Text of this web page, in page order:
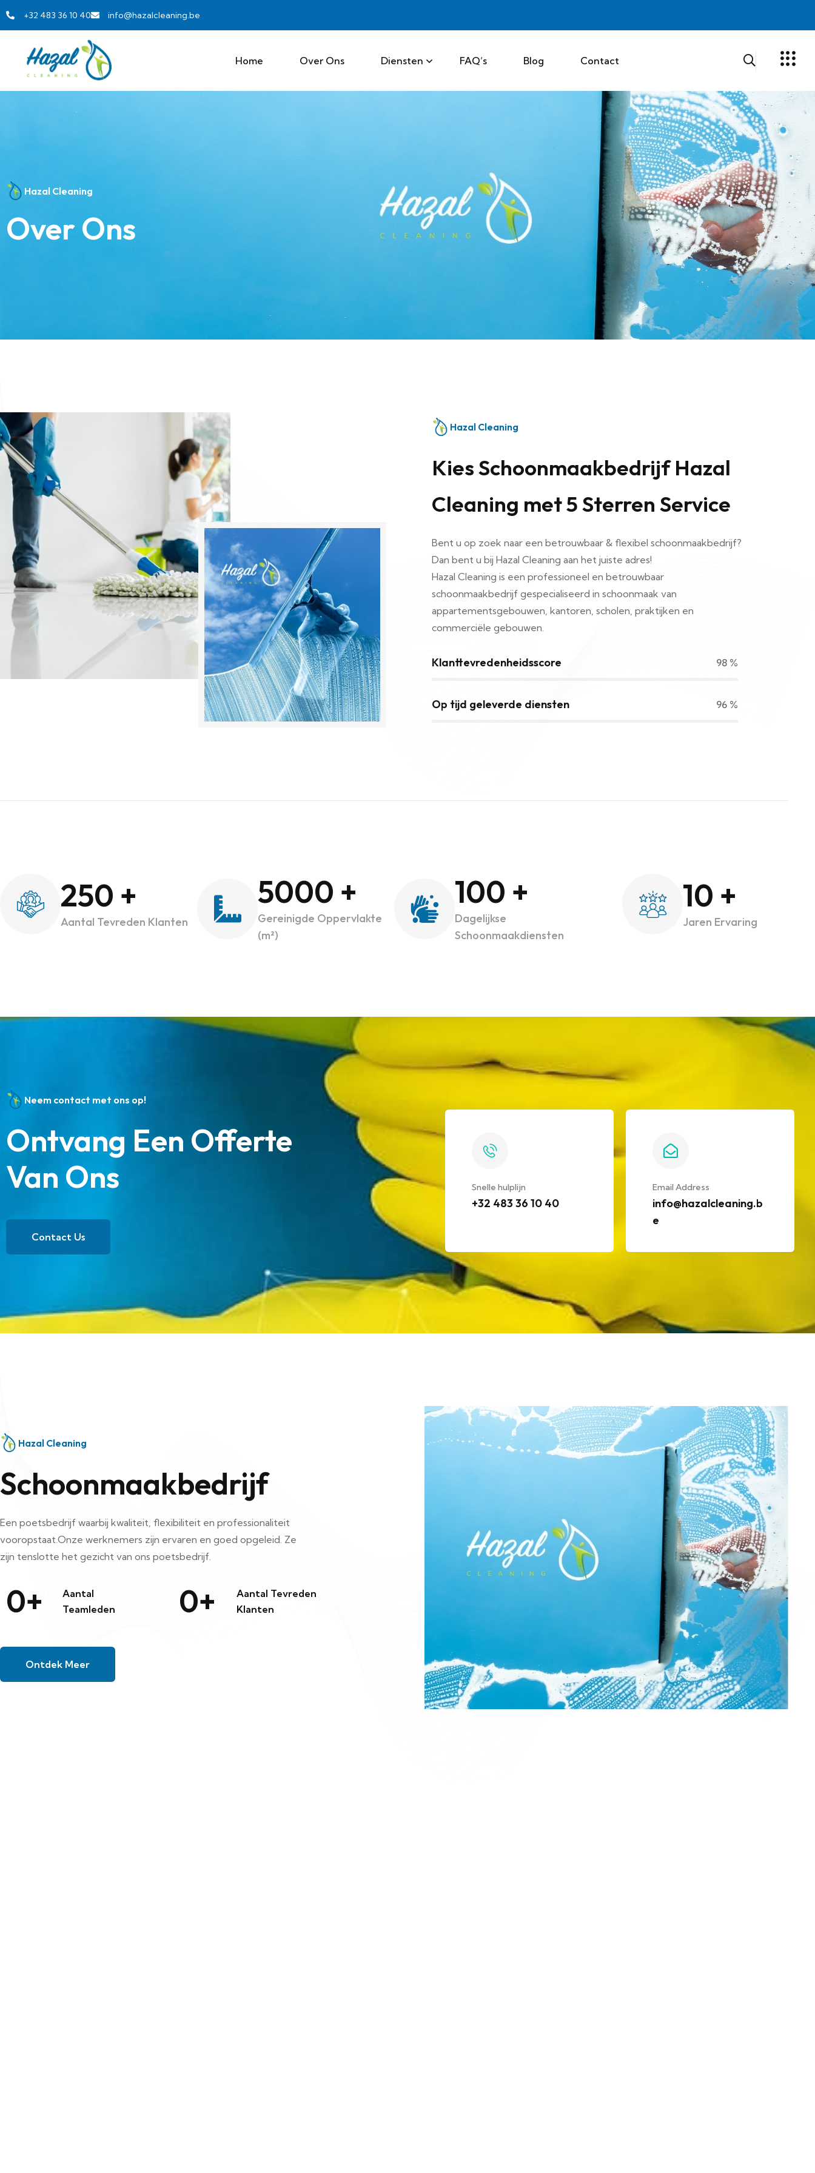
+32 483 36 10 40 info@hazalcleaning.be
Home Over Ons Diensten FAQ’s Blog Contact
Hazal Cleaning
Over Ons
Hazal Cleaning
Kies Schoonmaakbedrijf Hazal
Cleaning met 5 Sterren Service
Bent u op zoek naar een betrouwbaar & flexibel schoonmaakbedrijf?
Dan bent u bij Hazal Cleaning aan het juiste adres!
Hazal Cleaning is een professioneel en betrouwbaar
schoonmaakbedrijf gespecialiseerd in schoonmaak van
appartementsgebouwen, kantoren, scholen, praktijken en
commerciële gebouwen.
Klanttevredenheidsscore 98 %
Op tijd geleverde diensten 96 %
250 +
Aantal Tevreden Klanten
5000 +
Gereinigde Oppervlakte
(m²)
100 +
Dagelijkse
Schoonmaakdiensten
10 +
Jaren Ervaring
Neem contact met ons op!
Ontvang Een Offerte
Van Ons
Contact Us
Snelle hulplijn
+32 483 36 10 40
Email Address
info@hazalcleaning.b
e
Hazal Cleaning
Schoonmaakbedrijf
Een poetsbedrijf waarbij kwaliteit, flexibiliteit en professionaliteit
vooropstaat.Onze werknemers zijn ervaren en goed opgeleid. Ze
zijn tenslotte het gezicht van ons poetsbedrijf.
0+
Aantal
Teamleden
0+
Aantal Tevreden
Klanten
Ontdek Meer